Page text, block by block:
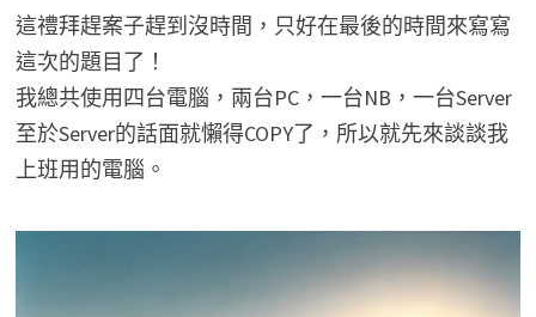
這禮拜趕案子趕到沒時間，只好在最後的時間來寫寫
這次的題目了！
我總共使用四台電腦，兩台PC，一台NB，一台Server
至於Server的話面就懶得COPY了，所以就先來談談我
上班用的電腦。